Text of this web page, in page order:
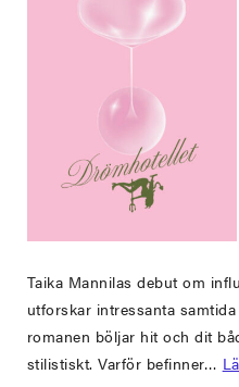
Taika Mannilas debut om
utforskar intressanta
romanen böljar hit och dit
stilistiskt. Varför befinner…